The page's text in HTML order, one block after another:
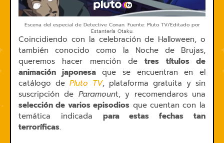
Escena del especial de Detective Conan. Fuente: Pluto TV/Editado por
Estantería Otaku.
Coincidiendo con la celebración de Halloween, o
también conocido como la Noche de Brujas,
queremos hacer mención detres títulos de
animación japonesaque se encuentran en el
catálogo de Pluto TV, plataforma gratuita y sin
suscripción de Paramount, y recomendaros una
selección de varios episodios que cuentan con la
temática indicada para estas fechas tan
terroríficas.